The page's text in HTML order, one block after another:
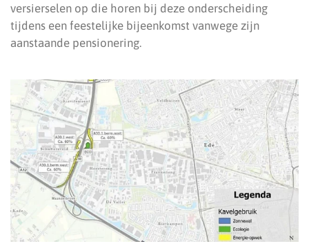
versierselen op die horen bij deze onderscheiding
tijdens een feestelijke bijeenkomst vanwege zijn
aanstaande pensionering.